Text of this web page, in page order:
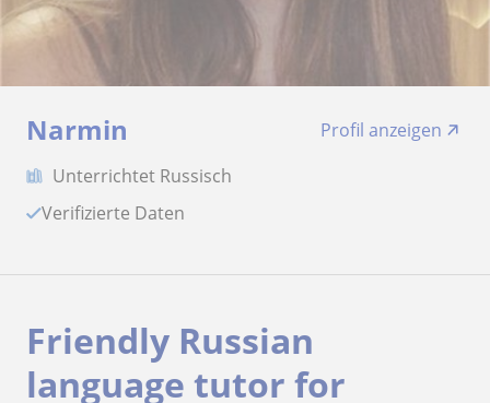
Narmin
Profil anzeigen
Unterrichtet Russisch
Verifizierte Daten
Friendly Russian
language tutor for